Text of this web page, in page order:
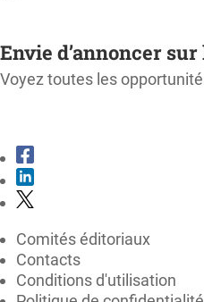
Envie d’annoncer sur
Voyez toutes les
Comités éditoriaux
Contacts
Conditions d'utilisation